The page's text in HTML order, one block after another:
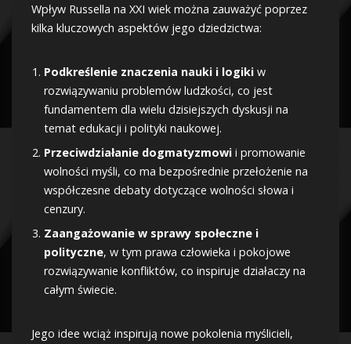
Wpływ Russella na XXI wiek można zauważyć poprzez
kilka kluczowych aspektów jego dziedzictwa:
Podkreślenie znaczenia nauki i logiki w
rozwiązywaniu problemów ludzkości, co jest
fundamentem dla wielu dzisiejszych dyskusji na
temat edukacji i polityki naukowej.
Przeciwdziałanie dogmatyzmowi i promowanie
wolności myśli, co ma bezpośrednie przełożenie na
współczesne debaty dotyczące wolności słowa i
cenzury.
Zaangażowanie w sprawy społeczne i
polityczne, w tym prawa człowieka i pokojowe
rozwiązywanie konfliktów, co inspiruje działaczy na
całym świecie.
Jego idee wciąż inspirują nowe pokolenia myślicieli,